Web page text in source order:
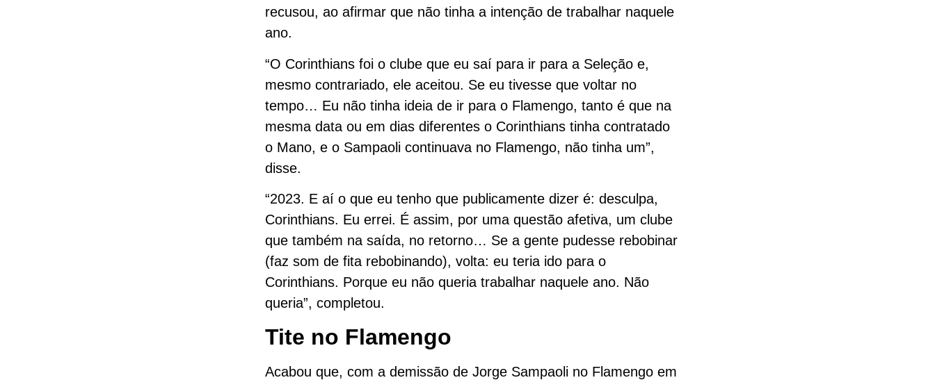
recusou, ao afirmar que não tinha a intenção de trabalhar naquele
ano.
“O Corinthians foi o clube que eu saí para ir para a Seleção e,
mesmo contrariado, ele aceitou. Se eu tivesse que voltar no
tempo… Eu não tinha ideia de ir para o Flamengo, tanto é que na
mesma data ou em dias diferentes o Corinthians tinha contratado
o Mano, e o Sampaoli continuava no Flamengo, não tinha um”,
disse.
“2023. E aí o que eu tenho que publicamente dizer é: desculpa,
Corinthians. Eu errei. É assim, por uma questão afetiva, um clube
que também na saída, no retorno… Se a gente pudesse rebobinar
(faz som de fita rebobinando), volta: eu teria ido para o
Corinthians. Porque eu não queria trabalhar naquele ano. Não
queria”, completou.
Tite no Flamengo
Acabou que, com a demissão de Jorge Sampaoli no Flamengo em